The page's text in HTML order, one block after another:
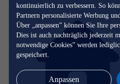
kontinuierlich zu verbessern. So
Partnern personalisierte Werbung
Über „anpassen” können Sie Ihre
Dies ist auch nachträglich jederzeit
notwendige Cookies” werden
gespeichert.
Anpassen